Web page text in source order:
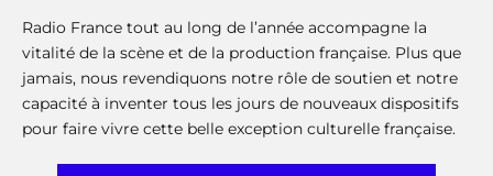
Radio France tout au long de l’année accompagne la
vitalité de la scène et de la production française. Plus que
jamais, nous revendiquons notre rôle de soutien et notre
capacité à inventer tous les jours de nouveaux dispositifs
pour faire vivre cette belle exception culturelle française.